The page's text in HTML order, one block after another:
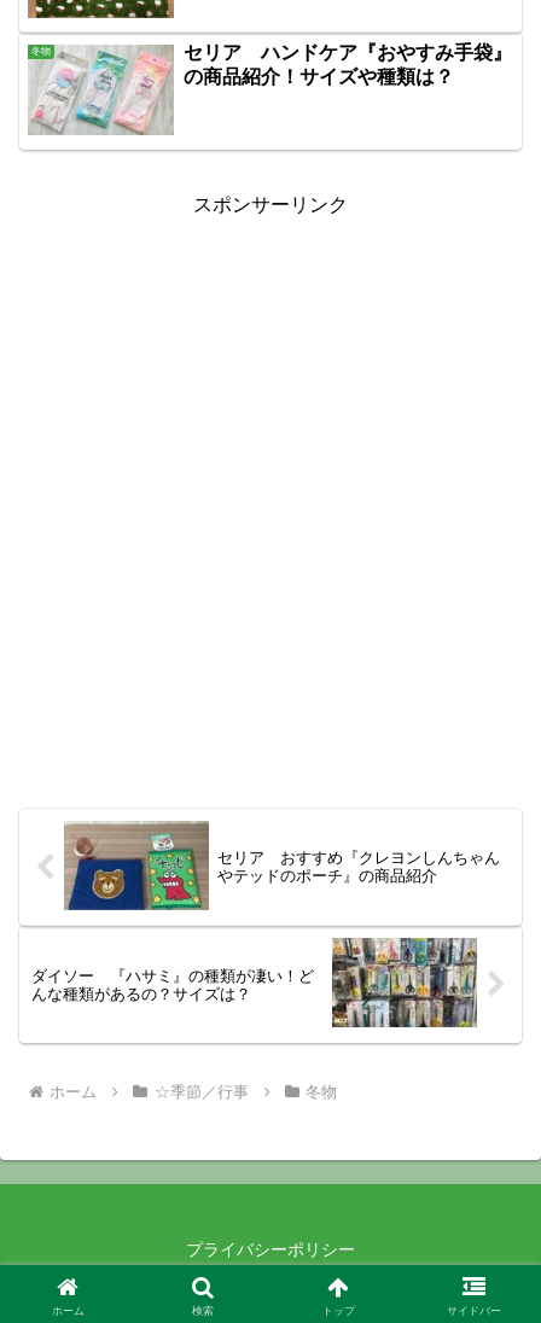
冬物
セリア ハンドケア『おやすみ手袋』
の商品紹介！サイズや種類は？
スポンサーリンク
セリア おすすめ『クレヨンしんちゃん
やテッドのポーチ』の商品紹介
ダイソー 『ハサミ』の種類が凄い！ど
んな種類があるの？サイズは？
ホーム ☆季節／行事 冬物
プライバシーポリシー
ホーム 検索 トップ サイドバー